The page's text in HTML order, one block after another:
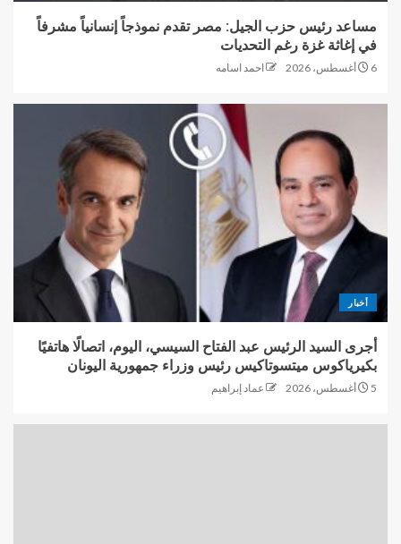
مساعد رئيس حزب الجيل: مصر تقدم نموذجاً إنسانياً مشرفاً
في إغاثة غزة رغم التحديات
6 أغسطس، 2026 احمد اسامه
أخبار
أجرى السيد الرئيس عبد الفتاح السيسي، اليوم، اتصالًا هاتفيًا
بكيرياكوس ميتسوتاكيس رئيس وزراء جمهورية اليونان
5 أغسطس، 2026 عماد إبراهيم